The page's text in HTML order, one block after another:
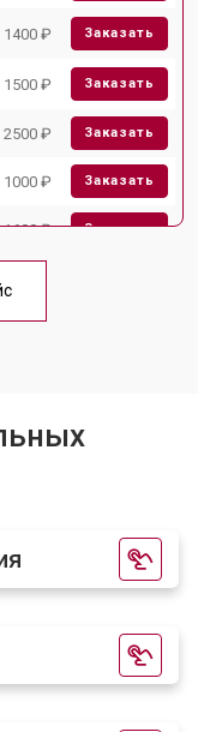
1400 ₽ Заказать
1500 ₽ Заказать
2500 ₽ Заказать
1000 ₽ Заказать
1600 ₽ Заказать
₽